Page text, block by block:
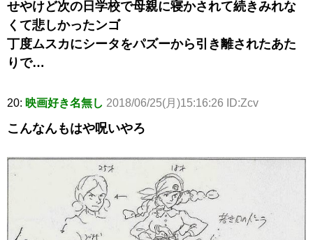
せやけど次の日学校で母親に寝かされて続きみれな
くて悲しかったンゴ
丁度ムスカにシータをパズーから引き離されたあた
りで…
20: 映画好き名無し 2018/06/25(月)15:16:26 ID:Zcv
こんなんもはや呪いやろ